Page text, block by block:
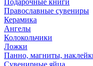
Подарочные книги
Православные сувениры
Керамика
Ангелы
Колокольчики
Ложки
Панно, магниты,
Сувенирные яйца